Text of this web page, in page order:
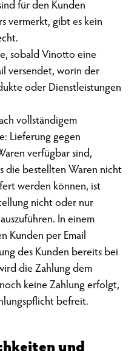
für den Kunden
vermerkt, gibt es kein
sobald Vinotto eine
versendet, worin der
oder Dienstleistungen
vollständigem
Lieferung gegen
verfügbar sind,
die bestellten Waren nicht
werden können, ist
nicht oder nur
In einem
Kunden per Email
des Kunden bereits bei
die Zahlung dem
keine Zahlung erfolgt,
befreit.
und